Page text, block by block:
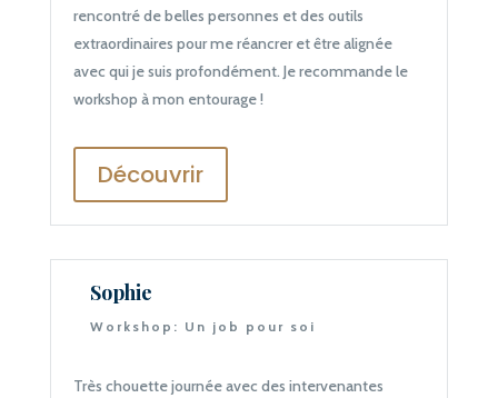
rencontré de belles personnes et des outils
extraordinaires pour me réancrer et être alignée
avec qui je suis profondément. Je recommande le
workshop à mon entourage !
Découvrir
Sophie
Workshop: Un job pour soi
Très chouette journée avec des intervenantes